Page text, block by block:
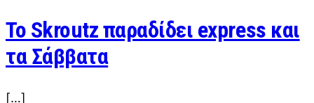
Το Skroutz παραδίδει express και
τα Σάββατα
[…]